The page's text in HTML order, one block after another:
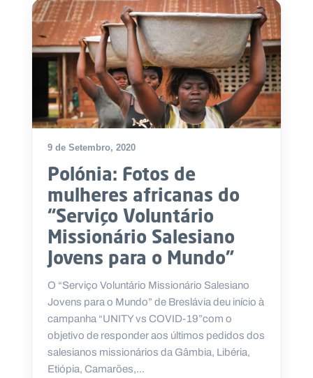
9 de Setembro, 2020
Polónia: Fotos de
mulheres africanas do
“Serviço Voluntário
Missionário Salesiano
Jovens para o Mundo”
O “Serviço Voluntário Missionário Salesiano
Jovens para o Mundo” de Breslávia deu início à
campanha “UNITY vs COVID-19”com o
objetivo de responder aos últimos pedidos dos
salesianos missionários da Gâmbia, Libéria,
Etiópia, Camarões,...